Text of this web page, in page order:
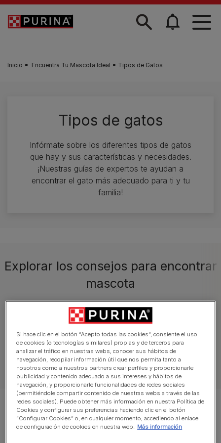
Skip to main content
Inicio Encuentra Tu Mascota Ideal Tipos de Gatos
Tipos de gatos
Infórmate sobre los diferentes tipos de gatos
que hay y sus características y necesidades.
¡Nuestras guías de expertos te ayudan a
encontrar el gato más adecuado para ti y tu
familia!
Explorar los consejos para encontrar
mascota
Guías de razas
Ver todos los consejos para encontrar mascota
Mostrando 12 de 13 artículos
Si hace clic en el botón “Acepto todas las cookies”, consiente el uso
de cookies (o tecnologías similares) propias y de terceros para
analizar el tráfico en nuestras webs, conocer sus hábitos de
navegación, recopilar información útil que nos permita tanto a
nosotros como a nuestros partners crear perfiles y proporcionarle
publicidad y contenido adecuado a sus intereses y hábitos de
navegación, y proporcionarle funcionalidades de redes sociales
(permitiéndole compartir contenido de nuestras webs a través de las
redes sociales). Puede obtener más información en nuestra Política de
Cookies y configurar sus preferencias haciendo clic en el botón
“Configurar Cookies” o, en cualquier momento, accediendo al enlace
de configuración de cookies en nuestra web. Más información